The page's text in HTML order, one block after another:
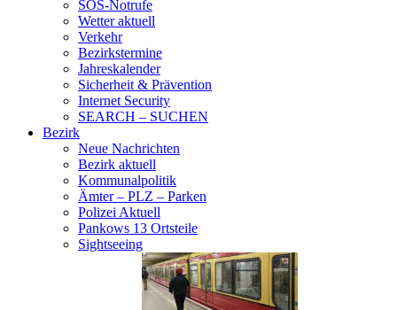
SOS-Notrufe
Wetter aktuell
Verkehr
Bezirkstermine
Jahreskalender
Sicherheit & Prävention
Internet Security
SEARCH – SUCHEN
Bezirk
Neue Nachrichten
Bezirk aktuell
Kommunalpolitik
Ämter – PLZ – Parken
Polizei Aktuell
Pankows 13 Ortsteile
Sightseeing